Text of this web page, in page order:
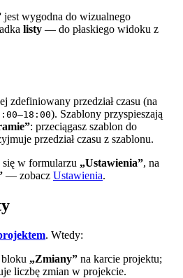
jest wygodna do wizualnego
listy — do płaskiego widoku z
zdefiniowany przedział czasu (na
). Szablony przyspieszają
: przeciągasz szablon do
przedział czasu z szablonu.
w formularzu „Ustawienia”, na
— zobacz Ustawienia.
. Wtedy:
„Zmiany” na karcie projektu;
liczbę zmian w projekcie.